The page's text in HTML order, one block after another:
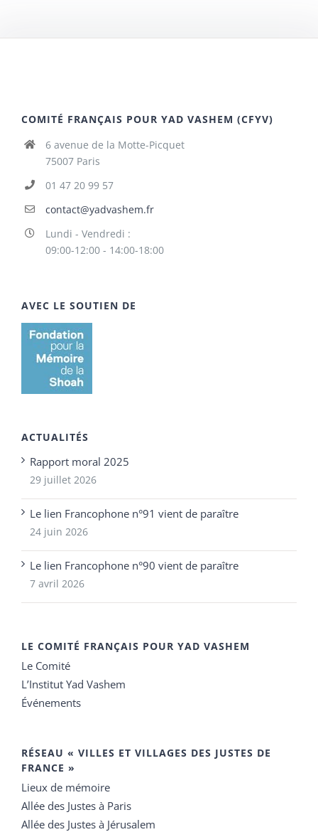
COMITÉ FRANÇAIS POUR YAD VASHEM (CFYV)
6 avenue de la Motte-Picquet
75007 Paris
01 47 20 99 57
contact@yadvashem.fr
Lundi - Vendredi :
09:00-12:00 - 14:00-18:00
AVEC LE SOUTIEN DE
ACTUALITÉS
Rapport moral 2025
29 juillet 2026
Le lien Francophone n°91 vient de paraître
24 juin 2026
Le lien Francophone n°90 vient de paraître
7 avril 2026
LE COMITÉ FRANÇAIS POUR YAD VASHEM
Le Comité
L’Institut Yad Vashem
Événements
RÉSEAU « VILLES ET VILLAGES DES JUSTES DE
FRANCE »
Lieux de mémoire
Allée des Justes à Paris
Allée des Justes à Jérusalem